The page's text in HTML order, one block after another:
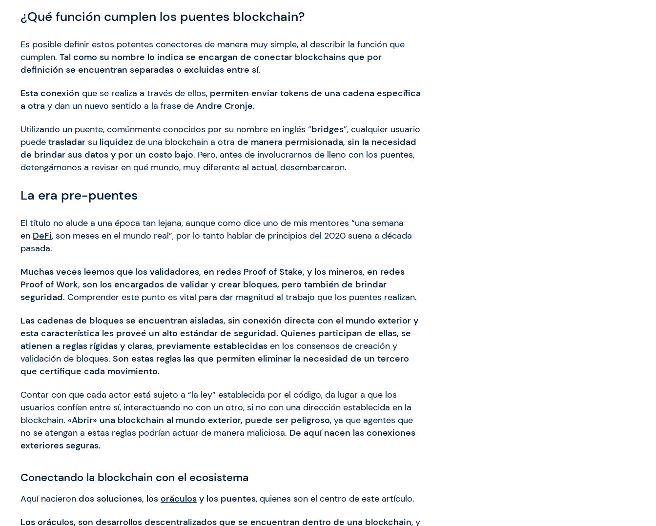
¿Qué función cumplen los puentes blockchain?
Es posible definir estos potentes conectores de manera muy simple, al describir la función que
cumplen. Tal como su nombre lo indica se encargan de conectar blockchains que por
definición se encuentran separadas o excluidas entre sí.
Esta conexión que se realiza a través de ellos, permiten enviar tokens de una cadena específica
a otra y dan un nuevo sentido a la frase de Andre Cronje.
Utilizando un puente, comúnmente conocidos por su nombre en inglés “bridges”, cualquier usuario
puede trasladar su liquidez de una blockchain a otra de manera permisionada, sin la necesidad
de brindar sus datos y por un costo bajo. Pero, antes de involucrarnos de lleno con los puentes,
detengámonos a revisar en qué mundo, muy diferente al actual, desembarcaron.
La era pre-puentes
El título no alude a una época tan lejana, aunque como dice uno de mis mentores “una semana
en DeFi, son meses en el mundo real”, por lo tanto hablar de principios del 2020 suena a década
pasada.
Muchas veces leemos que los validadores, en redes Proof of Stake, y los mineros, en redes
Proof of Work, son los encargados de validar y crear bloques, pero también de brindar
seguridad. Comprender este punto es vital para dar magnitud al trabajo que los puentes realizan.
Las cadenas de bloques se encuentran aisladas, sin conexión directa con el mundo exterior y
esta característica les proveé un alto estándar de seguridad. Quienes participan de ellas, se
atienen a reglas rígidas y claras, previamente establecidas en los consensos de creación y
validación de bloques. Son estas reglas las que permiten eliminar la necesidad de un tercero
que certifique cada movimiento.
Contar con que cada actor está sujeto a “la ley” establecida por el código, da lugar a que los
usuarios confíen entre sí, interactuando no con un otro, si no con una dirección establecida en la
blockchain. «Abrir» una blockchain al mundo exterior, puede ser peligroso, ya que agentes que
no se atengan a estas reglas podrían actuar de manera maliciosa. De aquí nacen las conexiones
exteriores seguras.
Conectando la blockchain con el ecosistema
Aquí nacieron dos soluciones, los oráculos y los puentes, quienes son el centro de este artículo.
Los oráculos, son desarrollos descentralizados que se encuentran dentro de una blockchain, y